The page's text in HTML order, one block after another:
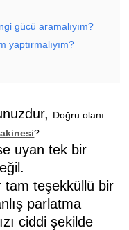
gücü aramalıyım?
yaptırmalıyım?
Doğru olanı
?
uyan tek bir
tam teşekküllü bir
parlatma
ciddi şekilde